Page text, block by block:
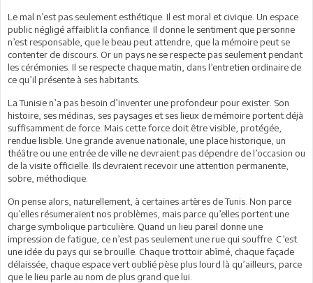
Le mal n’est pas seulement esthétique. Il est moral et civique. Un espace
public négligé affaiblit la confiance. Il donne le sentiment que personne
n’est responsable, que le beau peut attendre, que la mémoire peut se
contenter de discours. Or un pays ne se respecte pas seulement pendant
les cérémonies. Il se respecte chaque matin, dans l’entretien ordinaire de
ce qu’il présente à ses habitants.
La Tunisie n’a pas besoin d’inventer une profondeur pour exister. Son
histoire, ses médinas, ses paysages et ses lieux de mémoire portent déjà
suffisamment de force. Mais cette force doit être visible, protégée,
rendue lisible. Une grande avenue nationale, une place historique, un
théâtre ou une entrée de ville ne devraient pas dépendre de l’occasion ou
de la visite officielle. Ils devraient recevoir une attention permanente,
sobre, méthodique.
On pense alors, naturellement, à certaines artères de Tunis. Non parce
qu’elles résumeraient nos problèmes, mais parce qu’elles portent une
charge symbolique particulière. Quand un lieu pareil donne une
impression de fatigue, ce n’est pas seulement une rue qui souffre. C’est
une idée du pays qui se brouille. Chaque trottoir abîmé, chaque façade
délaissée, chaque espace vert oublié pèse plus lourd là qu’ailleurs, parce
que le lieu parle au nom de plus grand que lui.